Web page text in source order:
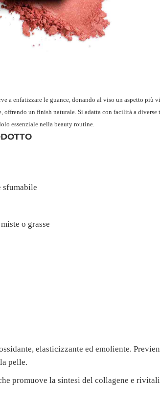
a enfatizzare le guance, donando al viso un aspetto più
offrendo un finish naturale. Si adatta con facilità a diverse
essenziale nella beauty routine.
sfumabile
o grasse
elasticizzante ed emoliente.
pelle.
promuove la sintesi del collagene e